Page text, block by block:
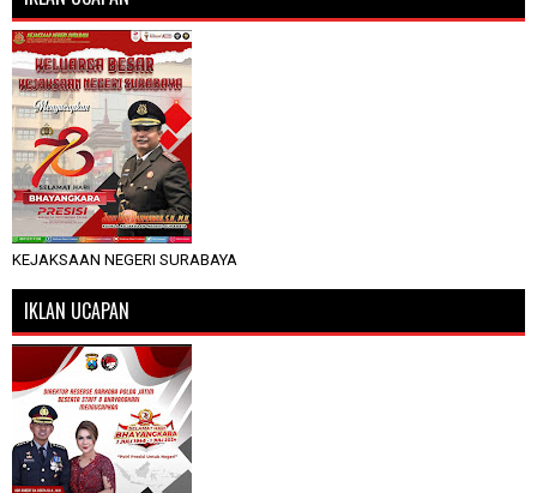
KEJAKSAAN NEGERI SURABAYA
IKLAN UCAPAN